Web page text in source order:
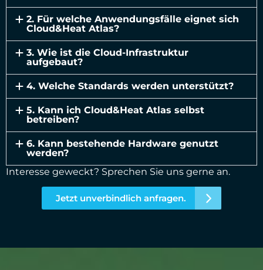
2. Für welche Anwendungsfälle eignet sich
Cloud&Heat Atlas?
3. Wie ist die Cloud-Infrastruktur
aufgebaut?
4. Welche Standards werden unterstützt?
5. Kann ich Cloud&Heat Atlas selbst
betreiben?
6. Kann bestehende Hardware genutzt
werden?
Interesse geweckt? Sprechen Sie uns gerne an.
Jetzt unverbindlich anfragen.